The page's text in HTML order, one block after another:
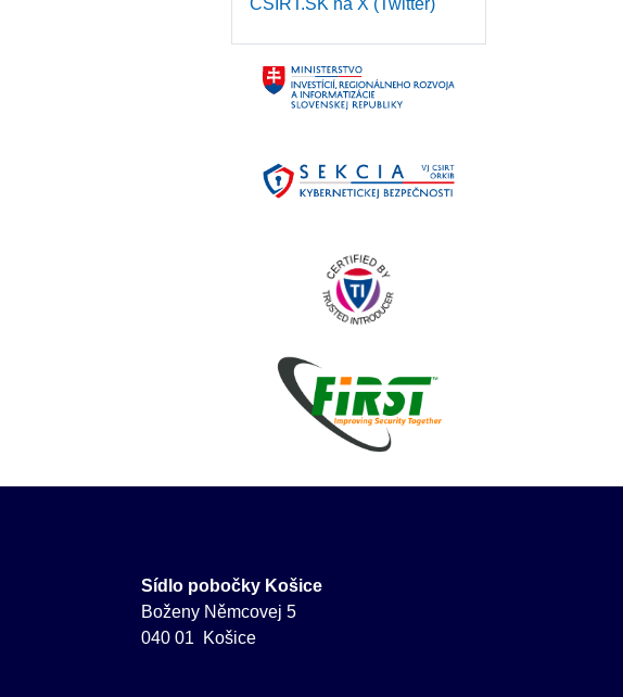
CSIRT.SK na X (Twitter)
Sídlo pobočky Košice
Boženy Němcovej 5
040 01 Košice